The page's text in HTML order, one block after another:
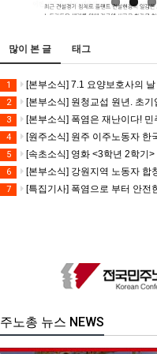
많이 본 글 태그
1 [본부소식] 7.1 요양보호사의
2 [본부소식] 원청교섭 원년. 초기업교섭 돌파! 모든
3 [본부소식] 폭염은 재난이다! 민주노
4 [원주소식] 원주 이주노동자 한
5 [속초소식] 영화 <3학년 2학기>
6 [본부소식] 강원지역 노동자 합
7 [특집기사] 폭염으로 부터 안전
노총 뉴스 NEWS